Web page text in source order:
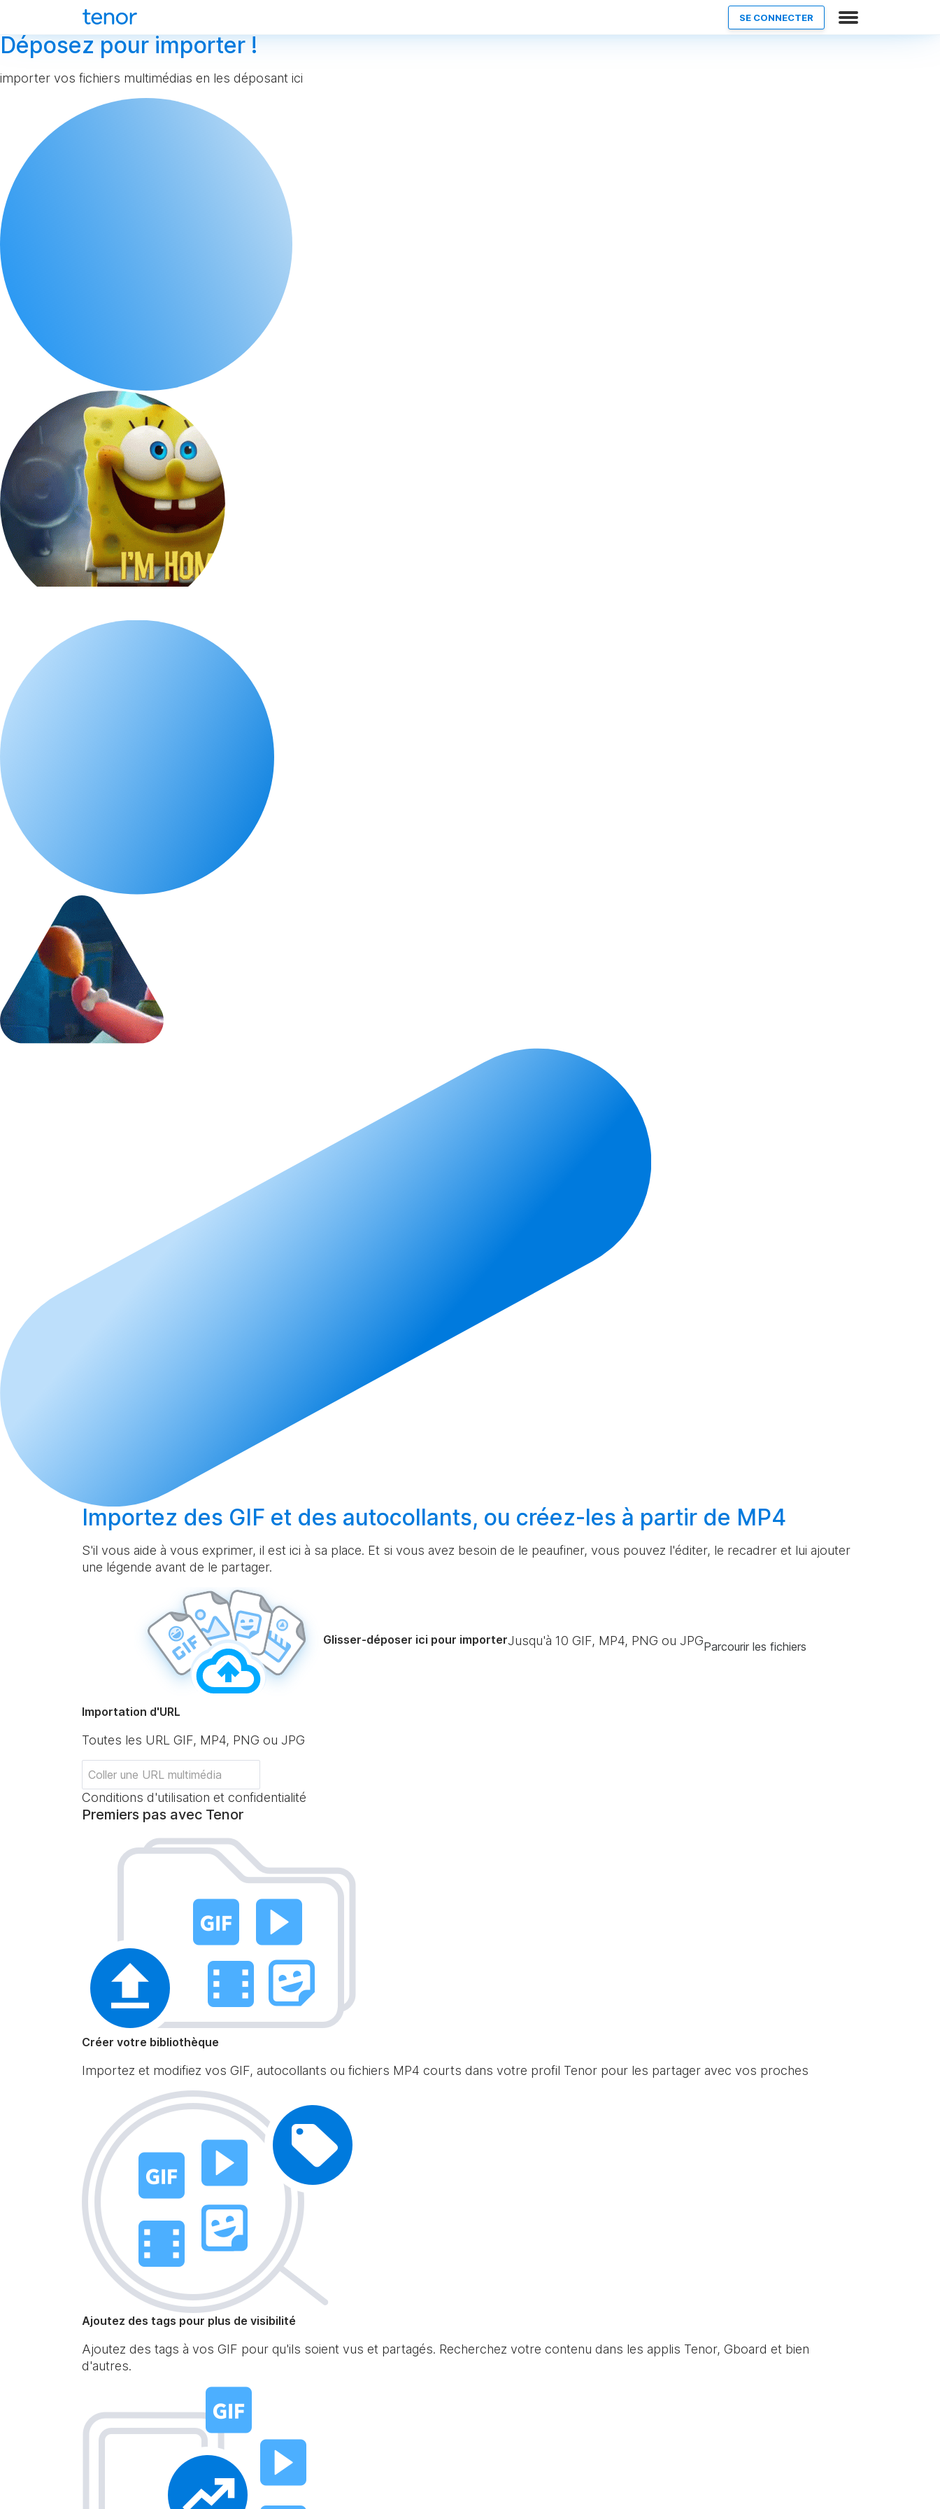
SE CONNECTER
Déposez pour importer !
importer vos fichiers multimédias en les déposant ici
Importez des GIF et des autocollants, ou créez-les à partir de MP4
S'il vous aide à vous exprimer, il est ici à sa place. Et si vous avez besoin de le peaufiner, vous pouvez l'éditer, le recadrer et lui ajouter
une légende avant de le partager.
Glisser-déposer ici pour importerJusqu'à 10 GIF, MP4, PNG ou JPGParcourir les fichiers
Importation d'URL
Toutes les URL GIF, MP4, PNG ou JPG
Conditions d'utilisation et confidentialité
Premiers pas avec Tenor
Créer votre bibliothèque
Importez et modifiez vos GIF, autocollants ou fichiers MP4 courts dans votre profil Tenor pour les partager avec vos proches
Ajoutez des tags pour plus de visibilité
Ajoutez des tags à vos GIF pour qu'ils soient vus et partagés. Recherchez votre contenu dans les applis Tenor, Gboard et bien
d'autres.